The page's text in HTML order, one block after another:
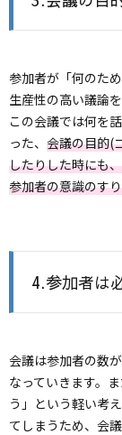
参加者が「何のた
生産性の高い議論
この会議では何を
った、 会議の目的(
したりした時にも
参加者の意識のす
4.参加者は
会議は参加者の数
なっていきます。
う」という軽い考
てしまうため、会